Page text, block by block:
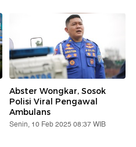
Abster Wongkar, Sosok
Polisi Viral Pengawal
Ambulans
Senin, 10 Feb 2025 08:37 WIB